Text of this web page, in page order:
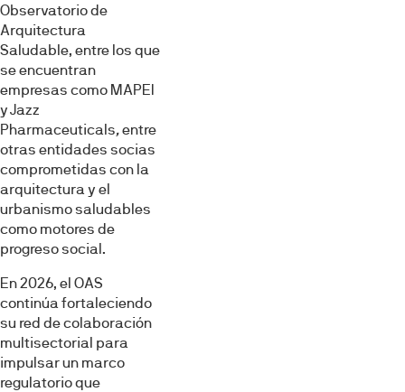
Observatorio de
Arquitectura
Saludable, entre los que
se encuentran
empresas como MAPEI
y Jazz
Pharmaceuticals,entre
otras entidades socias
comprometidas con la
arquitectura y el
urbanismo saludables
como motores de
progreso social.
En 2026, el OAS
continúa fortaleciendo
su red de colaboración
multisectorial para
impulsar un marco
regulatorio que